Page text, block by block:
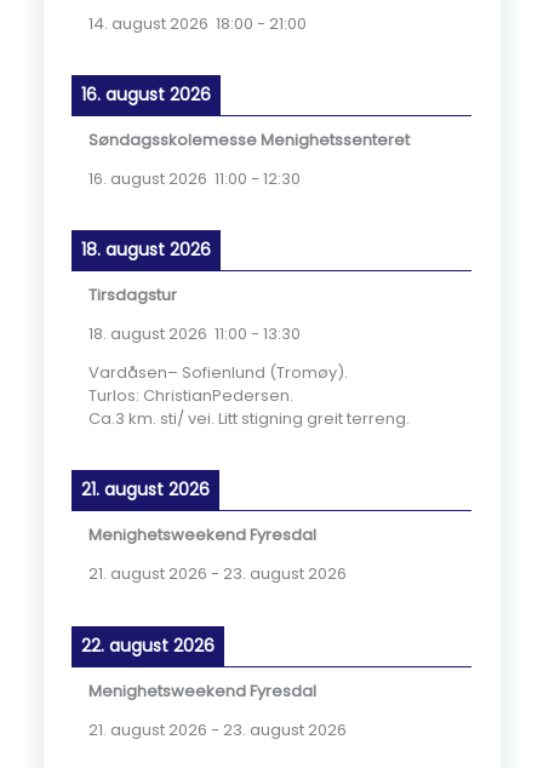
14. august 2026 18:00 - 21:00
16. august 2026
Søndagsskolemesse Menighetssenteret
16. august 2026 11:00 - 12:30
18. august 2026
Tirsdagstur
18. august 2026 11:00 - 13:30
Vardåsen– Sofienlund (Tromøy).
Turlos: ChristianPedersen.
Ca.3 km. sti/ vei. Litt stigning greit terreng.
21. august 2026
Menighetsweekend Fyresdal
21. august 2026 - 23. august 2026
22. august 2026
Menighetsweekend Fyresdal
21. august 2026 - 23. august 2026